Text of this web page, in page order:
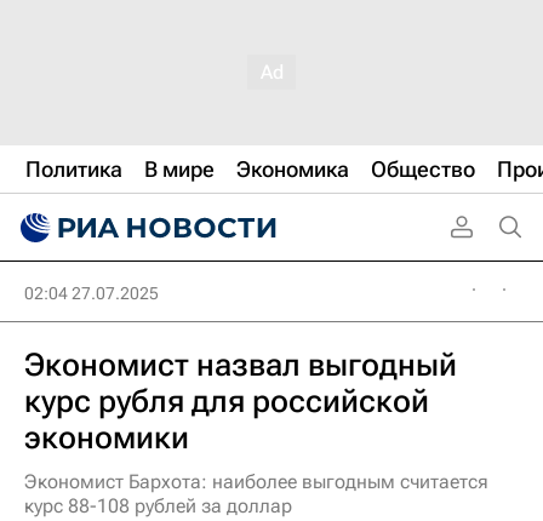
Политика В мире Экономика Общество
02:04 27.07.2025
Экономист назвал выгодный
курс рубля для российской
экономики
Экономист Бархота: наиболее выгодным считается
курс 88-108 рублей за доллар